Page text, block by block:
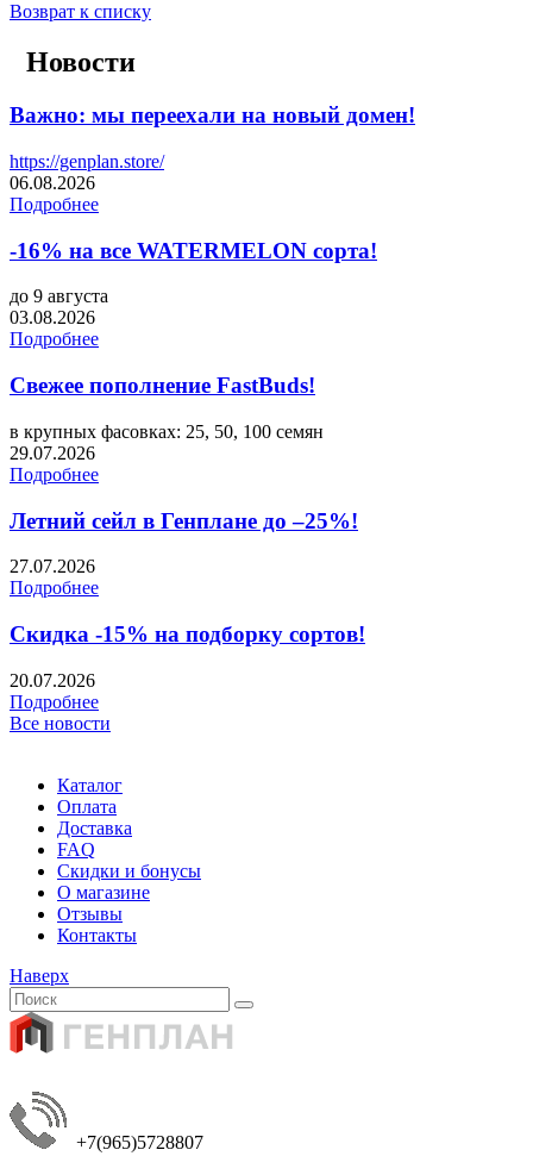
Возврат к списку
Новости
Важно: мы переехали на новый домен!
https://genplan.store/
06.08.2026
Подробнее
-16% на все WATERMELON сорта!
до 9 августа
03.08.2026
Подробнее
Свежее пополнение FastBuds!
в крупных фасовках: 25, 50, 100 семян
29.07.2026
Подробнее
Летний сейл в Генплане до –25%!
27.07.2026
Подробнее
Скидка -15% на подборку сортов!
20.07.2026
Подробнее
Все новости
Каталог
Оплата
Доставка
FAQ
Скидки и бонусы
О магазине
Отзывы
Контакты
Наверх
+7(965)5728807